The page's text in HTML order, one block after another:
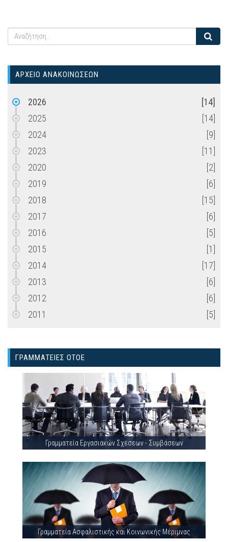
ΑΡΧΕΙΟ ΑΝΑΚΟΙΝΩΣΕΩΝ
2026
[14]
2025
[14]
2024
[9]
2023
[11]
2020
[2]
2019
[6]
2018
[15]
2017
[6]
2016
[5]
2015
[1]
2014
[17]
2013
[6]
2012
[6]
2011
[5]
ΓΡΑΜΜΑΤΕΙΕΣ ΟΤΟΕ
Γραμματεία Εργασιακών Σχέσεων - Συμβάσεων
Γραμματεία Ασφαλιστικής και Κοινωνικής Μέριμνας